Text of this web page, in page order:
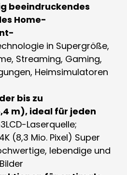
beeindruckendes
Home-
in Supergröße,
Streaming, Gaming,
Heimsimulatoren
bis zu
m), ideal für jeden
3LCD-Laserquelle;
(8,3 Mio. Pixel) Super
lebendige und